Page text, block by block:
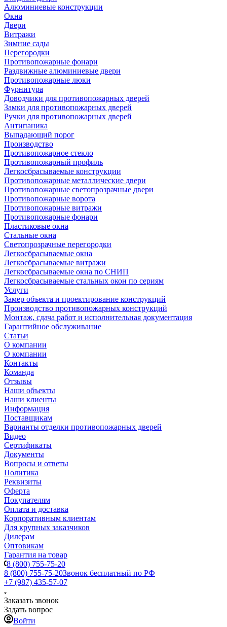
Алюминиевые конструкции
Окна
Двери
Витражи
Зимние сады
Перегородки
Противопожарные фонари
Раздвижные алюминиевые двери
Противопожарные люки
Фурнитура
Доводчики для противопожарных дверей
Замки для противопожарных дверей
Ручки для противопожарных дверей
Антипаника
Выпадающий порог
Производство
Противопожарное стекло
Противопожарный профиль
Легкосбрасываемые конструкции
Противопожарные металлические двери
Противопожарные светопрозрачные двери
Противопожарные ворота
Противопожарные витражи
Противопожарные фонари
Пластиковые окна
Стальные окна
Светопрозрачные перегородки
Легкосбрасываемые окна
Легкосбрасываемые витражи
Легкосбрасываемые окна по СНИП
Легкосбрасываемые стальных окон по сериям
Услуги
Замер объекта и проектирование конструкций
Производство противопожарных конструкций
Монтаж, сдача работ и исполнительная документация
Гарантийное обслуживание
Статьи
О компании
О компании
Контакты
Команда
Отзывы
Наши объекты
Наши клиенты
Информация
Поставщикам
Варианты отделки противопожарных дверей
Видео
Сертификаты
Документы
Вопросы и ответы
Политика
Реквизиты
Оферта
Покупателям
Оплата и доставка
Корпоративным клиентам
Для крупных заказчиков
Дилерам
Оптовикам
Гарантия на товар
8 (800) 755-75-20
8 (800) 755-75-20Звонок бесплатный по РФ
+7 (987) 435-57-07
Заказать звонок
Задать вопрос
Войти